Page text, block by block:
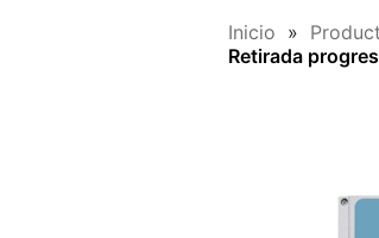
Inicio
Retirada